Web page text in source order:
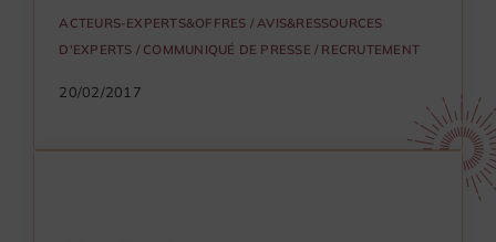
ACTEURS-EXPERTS&OFFRES / AVIS&RESSOURCES
D'EXPERTS / COMMUNIQUÉ DE PRESSE / RECRUTEMENT
20/02/2017